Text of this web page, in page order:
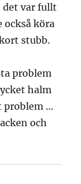
var fullt
också köra
stubb.
problem
halm
problem …
och